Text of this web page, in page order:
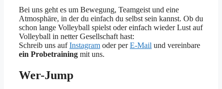
Bei uns geht es um Bewegung, Teamgeist und eine
Atmosphäre, in der du einfach du selbst sein kannst. Ob du
schon lange Volleyball spielst oder einfach wieder Lust auf
Volleyball in netter Gesellschaft hast:
Schreib uns aufInstagram oder perE-Mail und vereinbare
ein Probetraining mit uns.
Wer-Jump